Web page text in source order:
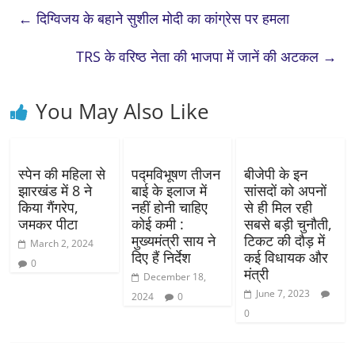
← दिग्विजय के बहाने सुशील मोदी का कांग्रेस पर हमला
TRS के वरिष्ठ नेता की भाजपा में जानें की अटकल →
You May Also Like
स्पेन की महिला से
झारखंड में 8 ने
किया गैंगरेप,
जमकर पीटा
March 2, 2024
0
पद्मविभूषण तीजन
बाई के इलाज में
नहीं होनी चाहिए
कोई कमी :
मुख्यमंत्री साय ने
दिए हैं निर्देश
December 18,
2024
0
बीजेपी के इन
सांसदों को अपनों
से ही मिल रही
सबसे बड़ी चुनौती,
टिकट की दौड़ में
कई विधायक और
मंत्री
June 7, 2023
0